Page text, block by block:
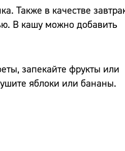
Также в качестве
В кашу можно добавить
запекайте фрукты или
яблоки или бананы.